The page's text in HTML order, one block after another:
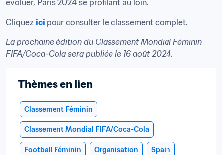
évoluer, Paris 2024 se profilant au loin.
Cliquez ici pour consulter le classement complet.
La prochaine édition du Classement Mondial Féminin
FIFA/Coca-Cola sera publiée le 16 août 2024.
Thèmes en lien
Classement Féminin
Classement Mondial FIFA/Coca-Cola
Football Féminin Organisation Spain